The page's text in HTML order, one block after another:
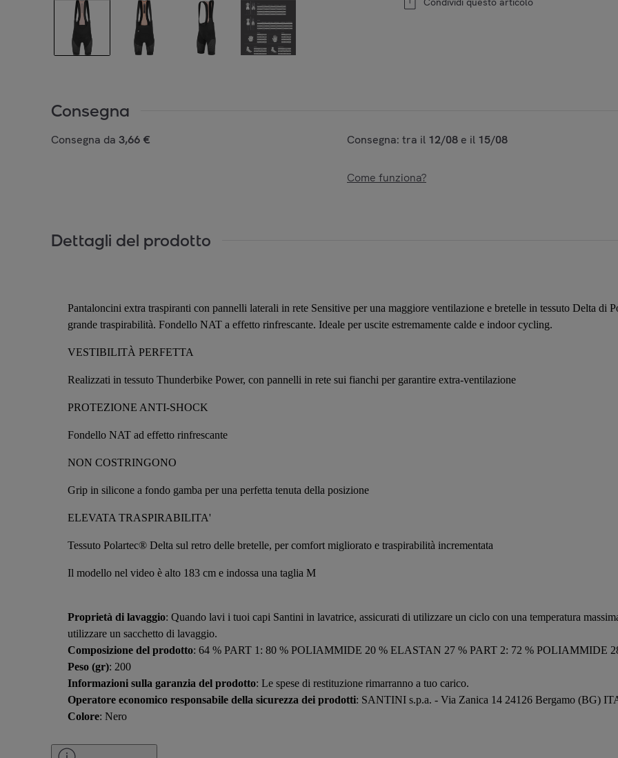
Consegna
Consegna da 3,66 € Consegna: tra il 12/08 e il 15/08
Come funziona?
Dettagli del prodotto
Pantaloncini extra traspiranti con pannelli laterali in rete Sensitive per una maggiore ventilazione e bretelle in tessuto Delta di
grande traspirabilità. Fondello NAT a effetto rinfrescante. Ideale per uscite estremamente calde e indoor cycling.
VESTIBILITÀ PERFETTA
Realizzati in tessuto Thunderbike Power, con pannelli in rete sui fianchi per garantire extra-ventilazione
PROTEZIONE ANTI-SHOCK
Fondello NAT ad effetto rinfrescante
NON COSTRINGONO
Grip in silicone a fondo gamba per una perfetta tenuta della posizione
ELEVATA TRASPIRABILITA'
Tessuto Polartec® Delta sul retro delle bretelle, per comfort migliorato e traspirabilità incrementata
Il modello nel video è alto 183 cm e indossa una taglia M
Proprietà di lavaggio: Quando lavi i tuoi capi Santini in lavatrice, assicurati di utilizzare un ciclo con una temperatura
utilizzare un sacchetto di lavaggio.
Composizione del prodotto: 64 % PART 1: 80 % POLIAMMIDE 20 % ELASTAN 27 % PART 2: 72 % POLIAMMIDE
Peso (gr): 200
Informazioni sulla garanzia del prodotto: Le spese di restituzione rimarranno a tuo carico.
Operatore economico responsabile della sicurezza dei prodotti: SANTINI s.p.a. - Via Zanica 14 24126 Bergamo (BG)
Colore: Nero